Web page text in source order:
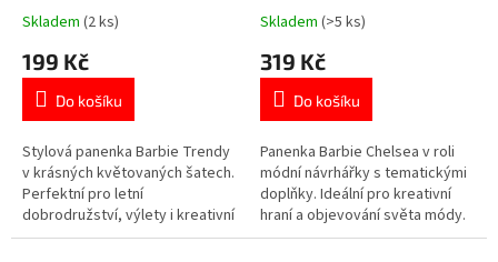
šatech 29 cm
Průměrné
produktu
5,0
5
hvězdiček.
Skladem (2 ks)
199 Kč
Do košíku
Stylová panenka Barbie Trendy
v krásných květovaných šatech.
Perfektní pro letní
dobrodružství, výlety i kreativní
hraní. 🌸 Více produktů s
Průměrné
produktu
5,0
5
hvězdiček.
Skladem (>5 ks)
319 Kč
Do košíku
Panenka Barbie Chelsea v roli
módní návrhářky s tematickými
doplňky. Ideální pro kreativní
hraní a objevování světa módy.
👗 Více produktů s